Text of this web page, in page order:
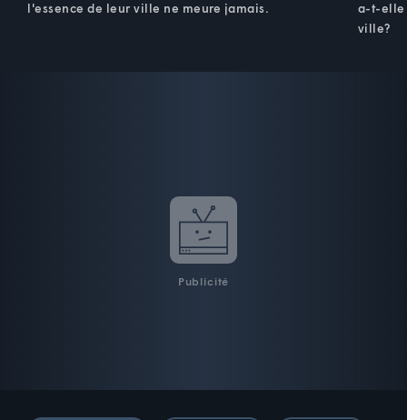
l'essence de leur ville ne meure jamais.
a-t-elle
ville?
Publicité